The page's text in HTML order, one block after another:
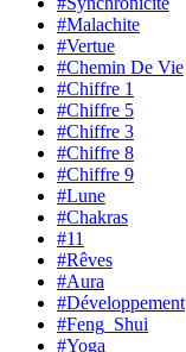
#Malachite
#Vertue
#Chemin De Vie
#Chiffre 1
#Chiffre 5
#Chiffre 3
#Chiffre 8
#Chiffre 9
#Lune
#Chakras
#11
#Rêves
#Aura
#Développement
#Feng_Shui
#Yoga